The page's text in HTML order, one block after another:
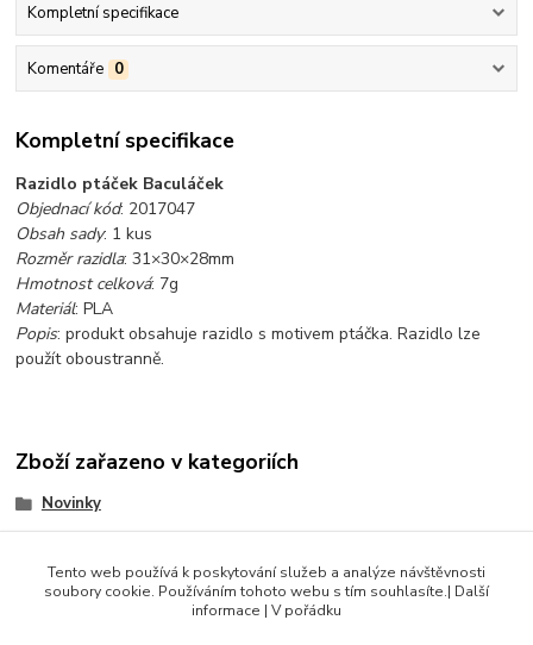
Kompletní specifikace
Komentáře 0
Kompletní specifikace
Razidlo ptáček Baculáček
Objednací kód: 2017047
Obsah sady: 1 kus
Rozměr razidla: 31×30×28mm
Hmotnost celková: 7g
Materiál: PLA
Popis: produkt obsahuje razidlo s motivem ptáčka. Razidlo lze
použít oboustranně.
Zboží zařazeno v kategoriích
Novinky
Valentýn a srdcovky
Tento web používá k poskytování služeb a analýze návštěvnosti
soubory cookie. Používáním tohoto webu s tím souhlasíte.| Další
informace | V pořádku